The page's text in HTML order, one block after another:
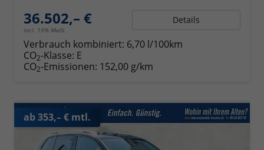
36.502,– €
incl. 19% MwSt.
Details
Verbrauch kombiniert: 6,70 l/100km
CO2-Klasse: E
CO2-Emissionen: 152,00 g/km
ab 353,– € mtl.